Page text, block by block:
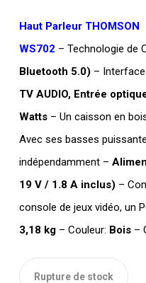
Haut Parleur THOMSON
WS702 – Technologie de
Bluetooth 5.0) –
TV AUDIO, Entrée
Watts– Un caisson en
Avec ses basses
indépendamment –
19 V / 1.8 A inclus) –
console de jeux vidéo, un
3,18 kg– Couleur: Bois–
Rupture de stock